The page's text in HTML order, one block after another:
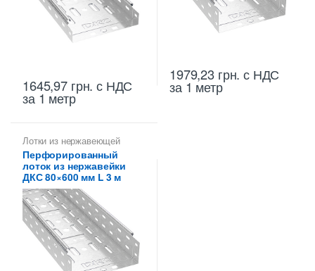
1645,97 грн. с НДС
за 1 метр
1979,23 грн. с НДС
за 1 метр
Лотки из нержавеющей
стали
Перфорированный
лоток из нержавейки
ДКС 80×600 мм L 3 м